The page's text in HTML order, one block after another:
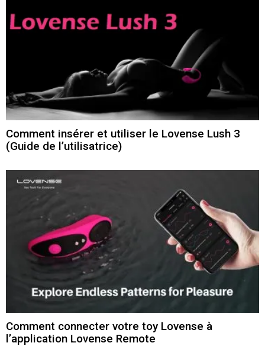
Comment insérer et utiliser le Lovense Lush 3
(Guide de l’utilisatrice)
Comment connecter votre toy Lovense à
l’application Lovense Remote